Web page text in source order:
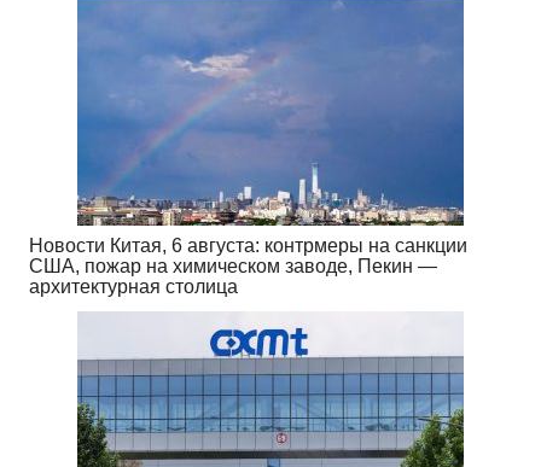
Новости Китая, 6 августа: контрмеры на санкции
США, пожар на химическом заводе, Пекин —
архитектурная столица